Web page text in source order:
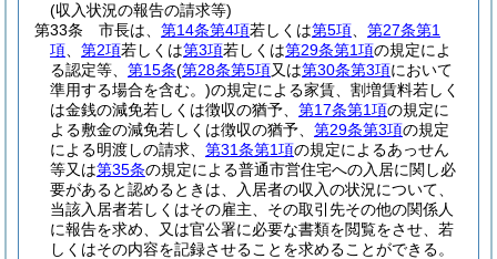
(収入状況の報告の請求等)
第33条
市長は、 第14条第4項若しくは第5項
第27条第1
項
第2項若しくは第3項若しくは第29条第1項の規定によ
る認定等、 第15条(第28条第5項又は第30条第3項において
準用する場合を含む。)の規定による家賃、割増賃料若しく
は金銭の減免若しくは徴収の猶予、 第17条第1項の規定に
よる敷金の減免若しくは徴収の猶予、 第29条第3項の規定
による明渡しの請求、 第31条第1項の規定によるあっせん
等又は第35条の規定による普通市営住宅への入居に関し必
要があると認めるときは、入居者の収入の状況について、
当該入居者若しくはその雇主、その取引先その他の関係人
に報告を求め、又は官公署に必要な書類を閲覧をさせ、若
しくはその内容を記録させることを求めることができる。